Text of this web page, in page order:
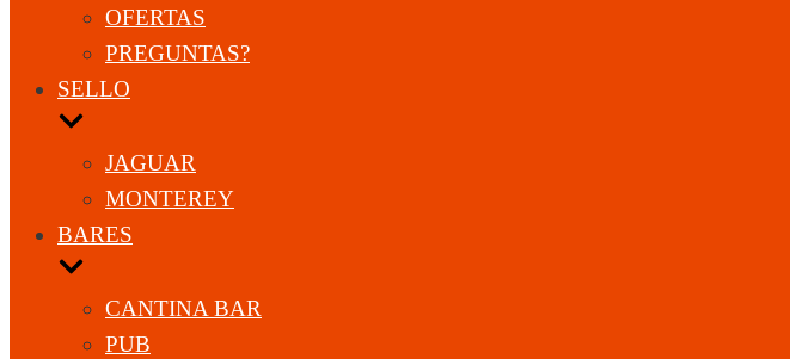
OFERTAS
PREGUNTAS?
SELLO
JAGUAR
MONTEREY
BARES
CANTINA BAR
PUB